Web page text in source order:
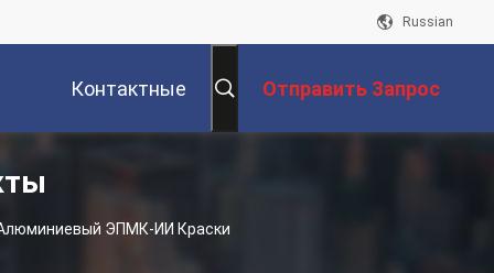
Russian
Контактные Отправить Запрос
ЭПМК-ИИ Краски